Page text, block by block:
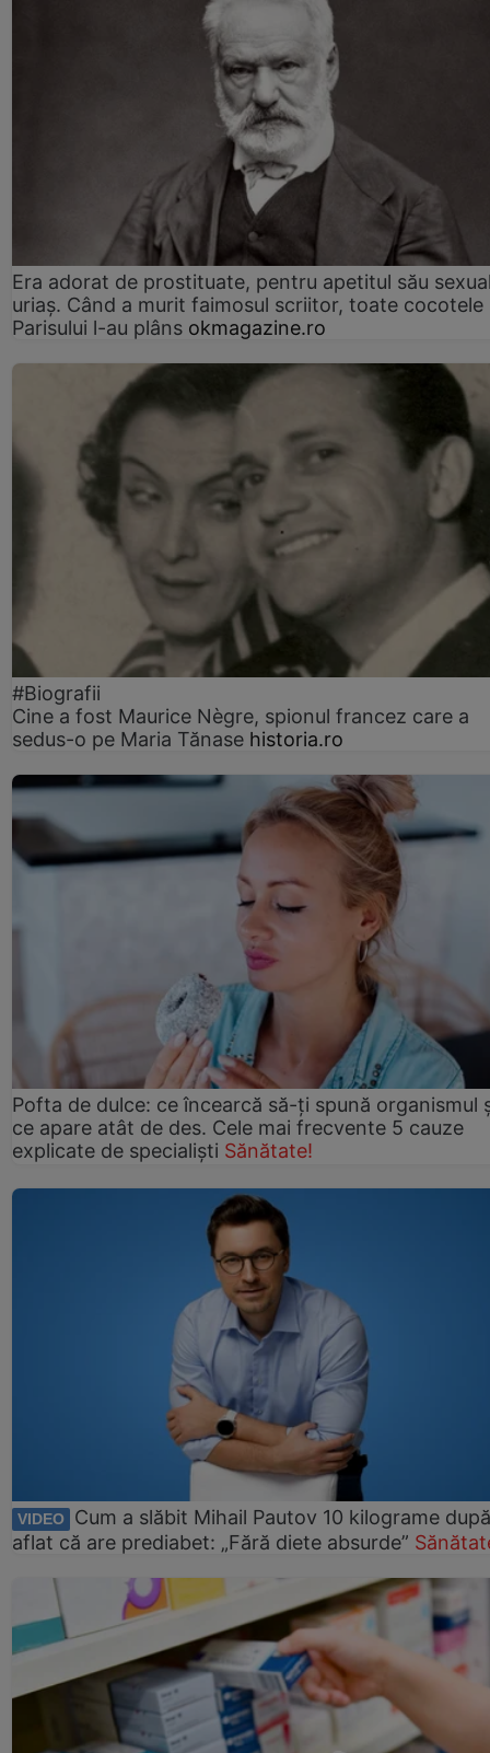
Era adorat de prostituate, pentru apetitul său
uriaș. Când a murit faimosul scriitor, toate cocotele
Parisului l-au plâns okmagazine.ro
#Biografii
Cine a fost Maurice Nègre, spionul francez care a
sedus-o pe Maria Tănase historia.ro
Pofta de dulce: ce încearcă să-ți spună organismul
ce apare atât de des. Cele mai frecvente 5 cauze
explicate de specialiști Sănătate!
VIDEO
Cum a slăbit Mihail Pautov 10 kilograme
aflat că are prediabet: „Fără diete absurde”